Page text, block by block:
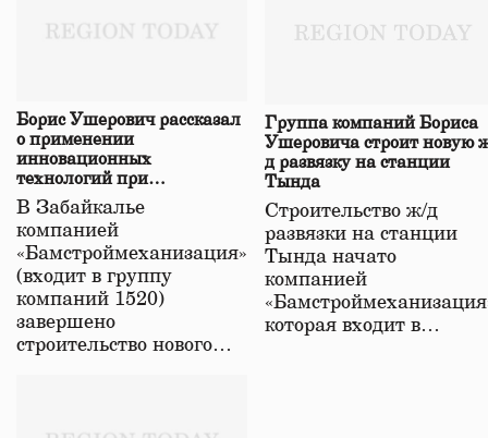
Борис Ушерович рассказал
о применении
инновационных
технологий при
строительстве нового моста
в Забайкалье
В Забайкалье
компанией
«Бамстроймеханизация»
(входит в группу
компаний 1520)
завершено
строительство нового…
Группа компаний Бориса
Ушеровича строит новую
д развязку на станции
Тында
Строительство ж/д
развязки на станции
Тында начато
компанией
которая входит в…